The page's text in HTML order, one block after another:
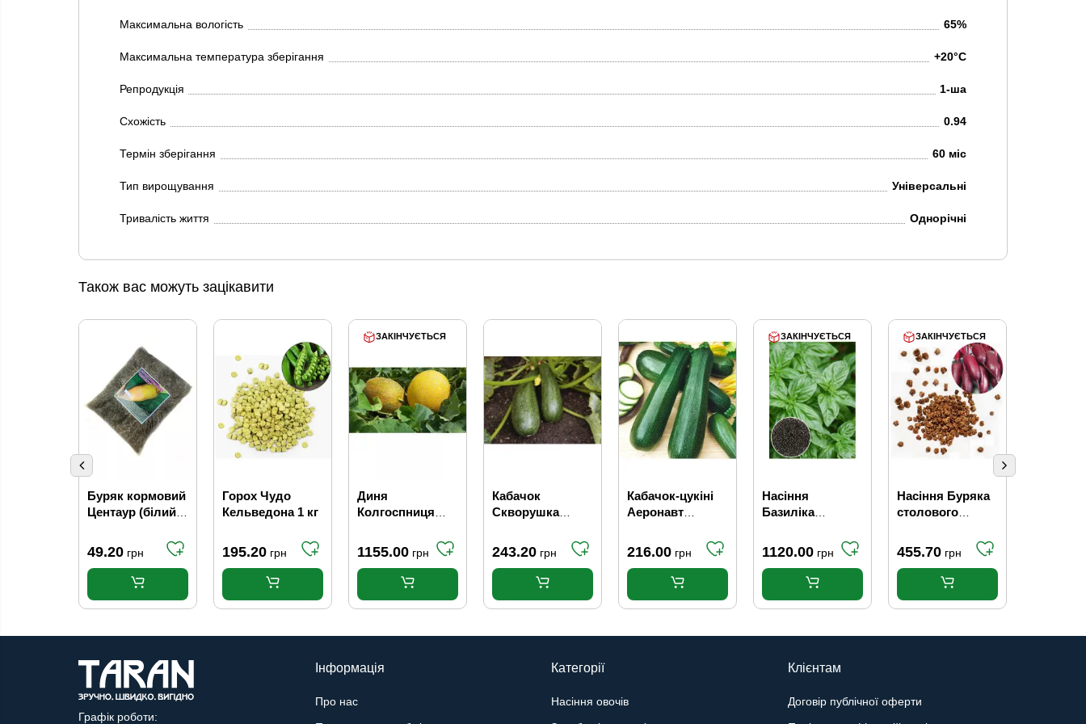
Максимальна вологість 65%
Максимальна температура зберігання +20°C
Репродукція 1-ша
Схожість 0.94
Термін зберігання 60 міс
Тип вирощування Універсальні
Тривалість життя Однорічні
Також вас можуть зацікавити
Буряк кормовий
Центаур (білий)
(0,200кг)
49.20 грн
Горох Чудо
Кельведона 1 кг
195.20 грн
ЗАКІНЧУЄТЬСЯ
Диня
Колгоспниця
1155.00 грн
Кабачок
Скворушка
243.20 грн
Кабачок-цукіні
Аеронавт
216.00 грн
ЗАКІНЧУЄТЬСЯ
Насіння
Базиліка
кг
1120.00 грн
ЗАКІНЧУЄТЬСЯ
Насіння Буряка
столового
(Польща) кг
455.70 грн
Графік роботи:
Інформація
Про нас
Категорії
Насіння овочів
Клієнтам
Договір публічної оферти